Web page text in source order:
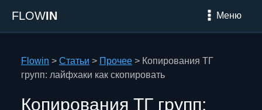
FLOWIN Меню
Flowin > Статьи > Прочее > Копирования ТГ
групп: лайфхаки как скопировать
Копирования ТГ групп: